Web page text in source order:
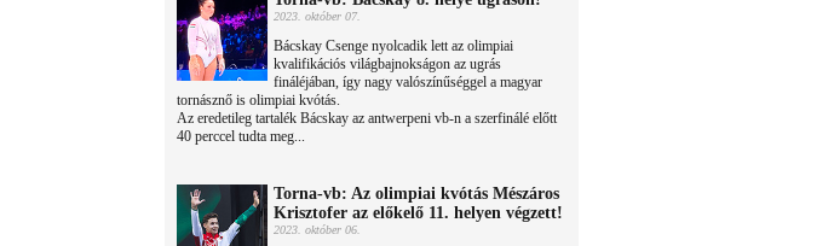
2023. október 07.
Bácskay Csenge nyolcadik lett az olimpiai
kvalifikációs világbajnokságon az ugrás
fináléjában, így nagy valószínűséggel a magyar
tornásznő is olimpiai kvótás.
Az eredetileg tartalék Bácskay az antwerpeni vb-n a szerfinálé előtt
40 perccel tudta meg...
Torna-vb: Az olimpiai kvótás Mészáros
Krisztofer az előkelő 11. helyen végzett!
2023. október 06.